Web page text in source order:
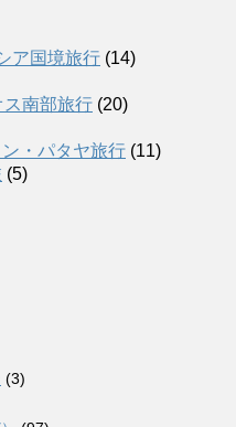
ア国境旅行 (14)
南部旅行 (20)
・パタヤ旅行 (11)
(5)
(3)